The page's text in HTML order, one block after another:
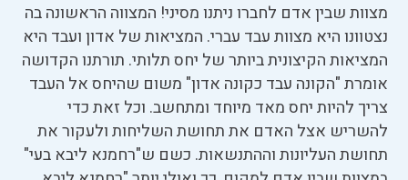
מצוות שבין אדם לחברו ניתנו מסיני! המצווה הראשונה בה
נצטוונו היא מצוות עבד עברי. המציאות של אדון ועבד היא
המציאות הקיצונית ביותר של יחס תלותי. תורתנו הקדושה
אומרת "הקונה עבד כקונה אדון" משום שהיחס אל העבד
צריך להיות יחס מאד מיוחד ומתחשב. וכל זאת כדי
להשריש אצל האדם את תחושת השליחות ולעקור את
תחושת העליונות וההתנשאות. כשם ש"רחמנא ליבא בעי"